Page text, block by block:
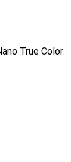
True Color